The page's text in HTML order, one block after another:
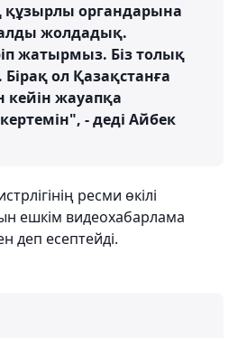
органдарына
жолдадық.
жатырмыз. Біз толық
ол Қазақстанға
кейін жауапқа
- деді Айбек
ресми өкілі
ешкім видеохабарлама
деп есептейді.